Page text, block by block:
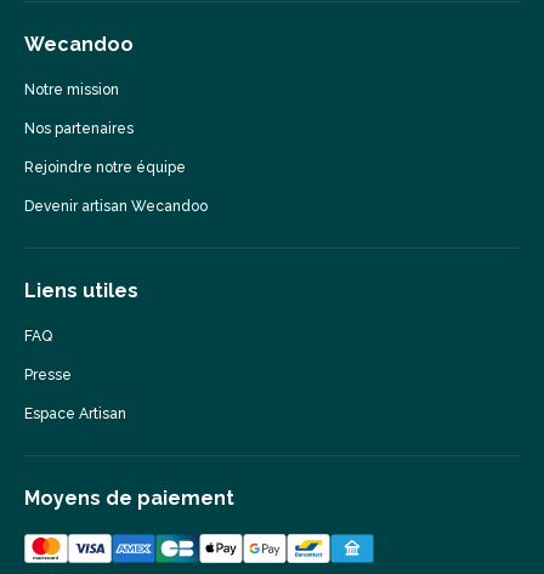
Wecandoo
Notre mission
Nos partenaires
Rejoindre notre équipe
Devenir artisan Wecandoo
Liens utiles
FAQ
Presse
Espace Artisan
Moyens de paiement